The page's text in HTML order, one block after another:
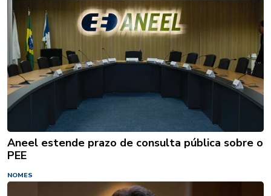
Aneel estende prazo de consulta pública sobre o
PEE
NOMES